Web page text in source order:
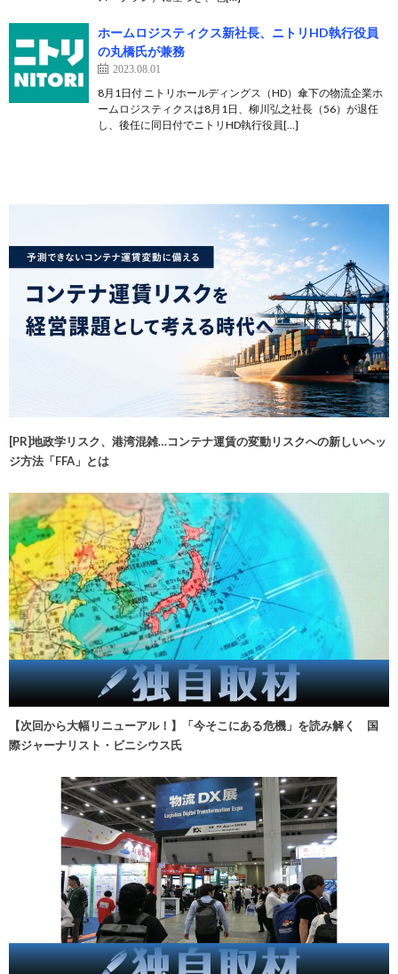
ホームロジスティクス新社長、ニトリHD執行役員
の丸橋氏が兼務
2023.08.01
8月1日付 ニトリホールディングス（HD）傘下の物流企業ホ
ームロジスティクスは8月1日、柳川弘之社長（56）が退任
し、後任に同日付でニトリHD執行役員[…]
[PR]地政学リスク、港湾混雑…コンテナ運賃の変動リスクへの新しいヘッ
ジ方法「FFA」とは
【次回から大幅リニューアル！】「今そこにある危機」を読み解く 国
際ジャーナリスト・ビニシウス氏